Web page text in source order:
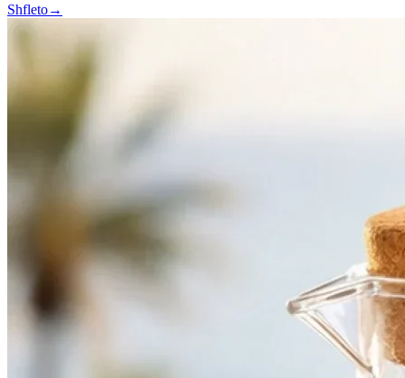
Shfleto→